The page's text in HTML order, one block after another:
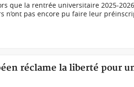
que la rentrée universitaire 2025-
n’ont pas encore pu faire leur
réclame la liberté pour